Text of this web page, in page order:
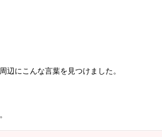
辺にこんな言葉を見つけました。